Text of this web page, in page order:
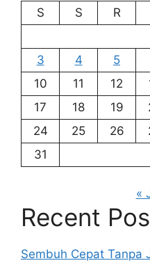
S
S R
3
4 5
10
11 12
17
18 19
24
25 26
31
«
Recent
Sembuh Cepat Tanpa